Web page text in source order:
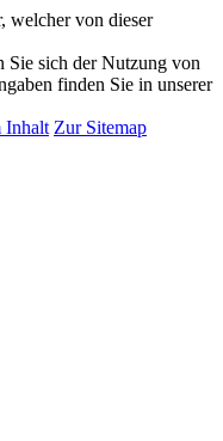
welcher von dieser
Sie sich der Nutzung von
finden Sie in unserer
Inhalt Zur Sitemap